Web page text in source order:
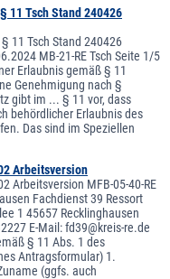
11 Tsch Stand 240426
11 Tsch Stand 240426
MB-21-RE Tsch Seite 1/5
Erlaubnis gemäß § 11
Genehmigung nach §
gibt im ... § 11 vor, dass
behördlicher Erlaubnis des
Das sind im Speziellen
Arbeitsversion
Arbeitsversion MFB-05-40-RE
Fachdienst 39 Ressort
1 45657 Recklinghausen
E-Mail: fd39@kreis-re.de
§ 11 Abs. 1 des
Antragsformular) 1.
(ggfs. auch